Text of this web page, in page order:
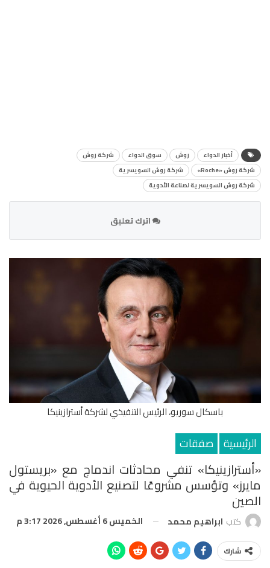
أخبار الدواء روش سوق الدواء
شركة روش
شركة روش «Roche»
شركة روش السويسرية
شركة روش السويسرية لصناعة الأدوية
اترك تعليق
باسكال سوريو، الرئيس التنفيذي لشركة أسترازينيكا
الرئيسية صفقات
«أسترازينيكا» تنفي محادثات اندماج مع «بريستول
مايرز» وتؤسس مشروعًا لتصنيع الأدوية الحيوية في
الصين
كتب ابراهيم محمد الخميس 6 أغسطس, 2026 3:17 م
شارك